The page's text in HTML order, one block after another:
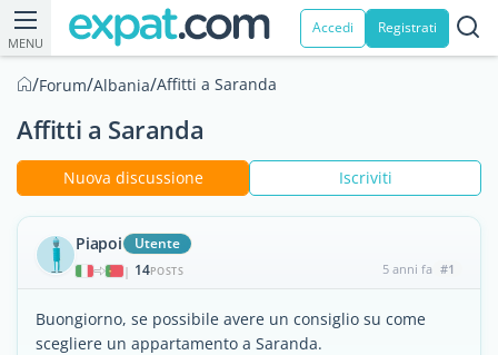
MENU
Accedi Registrati
/Forum/Albania/Affitti a Saranda
Affitti a Saranda
Nuova discussione Iscriviti
Piapoi Utente
| 14POSTS 5 anni fa #1
Buongiorno, se possibile avere un consiglio su come
scegliere un appartamento a Saranda.